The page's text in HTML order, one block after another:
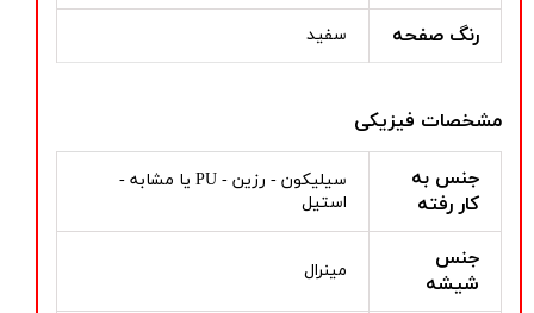
رنگ صفحه سفید
مشخصات فیزیکی
جنس به
کار رفته
سیلیکون - رزین - PU یا مشابه -
استیل
جنس
شیشه
مینرال